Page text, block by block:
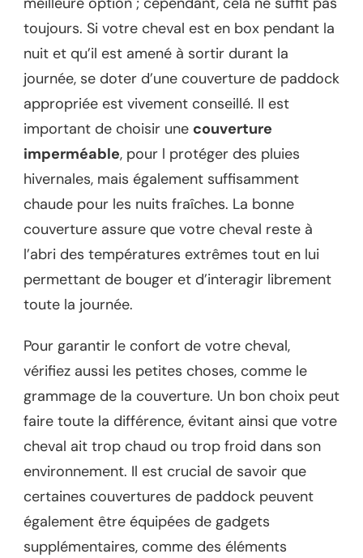
toujours. Si votre cheval est en box pendant la
nuit et qu’il est amené à sortir durant la
journée, se doter d’une couverture de paddock
appropriée est vivement conseillé. Il est
important de choisir une couverture
imperméable, pour l protéger des pluies
hivernales, mais également suffisamment
chaude pour les nuits fraîches. La bonne
couverture assure que votre cheval reste à
l’abri des températures extrêmes tout en lui
permettant de bouger et d’interagir librement
toute la journée.
Pour garantir le confort de votre cheval,
vérifiez aussi les petites choses, comme le
grammage de la couverture. Un bon choix peut
faire toute la différence, évitant ainsi que votre
cheval ait trop chaud ou trop froid dans son
environnement. Il est crucial de savoir que
certaines couvertures de paddock peuvent
également être équipées de gadgets
supplémentaires, comme des éléments